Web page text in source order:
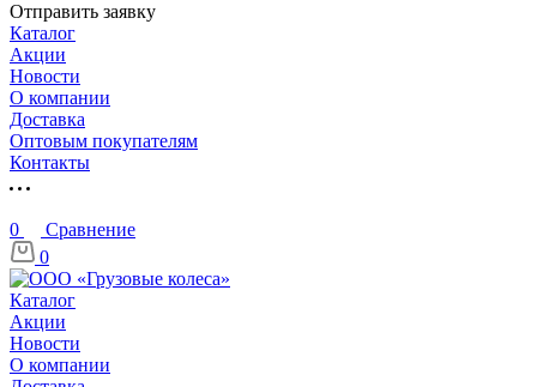
Отправить заявку
Каталог
Акции
Новости
О компании
Доставка
Оптовым покупателям
Контакты
0
Сравнение
0
Каталог
Акции
Новости
О компании